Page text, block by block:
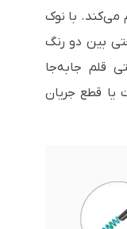
می‌کند. با نوک
بین دو رنگ
قلم جابه‌جا
یا قطع جریان